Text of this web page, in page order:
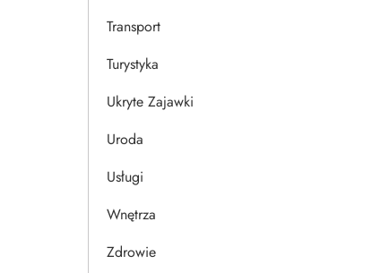
Transport
Turystyka
Ukryte Zajawki
Uroda
Usługi
Wnętrza
Zdrowie